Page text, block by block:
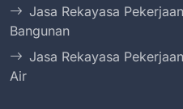
Jasa Rekayasa
Bangunan
Jasa Rekayasa
Air